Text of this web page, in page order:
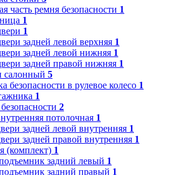
часть ремня безопасности 1
1
1
задней левой верхняя 1
задней левой нижняя 1
задней правой нижняя 1
салонный 5
безопасности в рулевое колесо 1
1
2
потолочная 1
задней левой внутренняя 1
задней правой внутренняя 1
(комплект) 1
задний левый 1
задний правый 1